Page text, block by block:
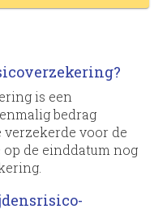
is een
bedrag
voor de
de einddatum nog